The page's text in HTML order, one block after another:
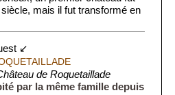
mais il fut transformé en
↙
de Roquetaillade
par la même famille depuis